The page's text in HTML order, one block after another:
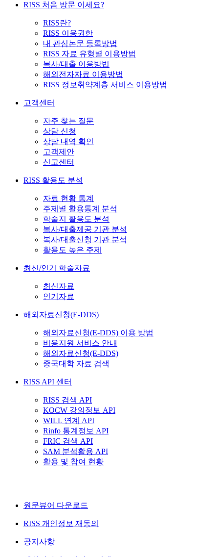
RISS 처음 방문 이세요?
RISS란?
RISS 이용권한
내 관심논문 등록방법
RISS 자료 유형별 이용방법
복사/대출 이용방법
해외전자자료 이용방법
RISS 정보취약계층 서비스 이용방법
고객센터
자주 찾는 질문
상담 신청
상담 내역 확인
고객제안
신고센터
RISS 활용도 분석
자료 현황 통계
주제별 활용통계 분석
학술지 활용도 분석
복사/대출제공 기관 분석
복사/대출신청 기관 분석
활용도 높은 주제
최신/인기 학술자료
최신자료
인기자료
해외자료신청(E-DDS)
해외자료신청(E-DDS) 이용 방법
비용지원 서비스 안내
해외자료신청(E-DDS)
중국대학 자료 검색
RISS API 센터
RISS 검색 API
KOCW 강의정보 API
WILL 연계 API
Rinfo 통계정보 API
FRIC 검색 API
SAM 분석활용 API
활용 및 참여 현황
원문뷰어 다운로드
RISS 개인정보 재동의
공지사항